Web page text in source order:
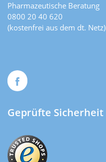
Pharmazeutische Beratung
0800 20 40 620
(kostenfrei aus dem dt. Netz)
Geprüfte Sicherheit